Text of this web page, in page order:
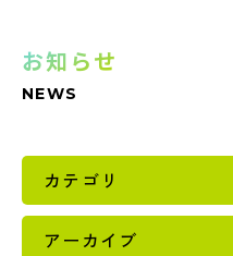
お知らせ
NEWS
カテゴリ
アーカイブ